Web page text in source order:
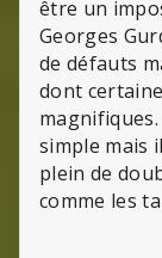
être un
Georges
de défauts
dont
simple mais
plein de
comme les